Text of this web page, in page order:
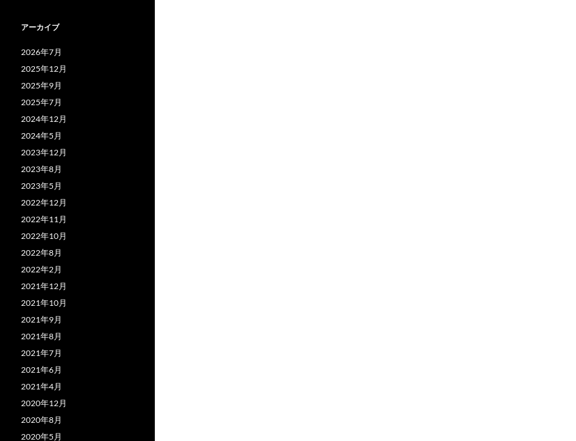
アーカイブ
2026年7月
2025年12月
2025年9月
2025年7月
2024年12月
2024年5月
2023年12月
2023年8月
2023年5月
2022年12月
2022年11月
2022年10月
2022年8月
2022年2月
2021年12月
2021年10月
2021年9月
2021年8月
2021年7月
2021年6月
2021年4月
2020年12月
2020年8月
2020年5月